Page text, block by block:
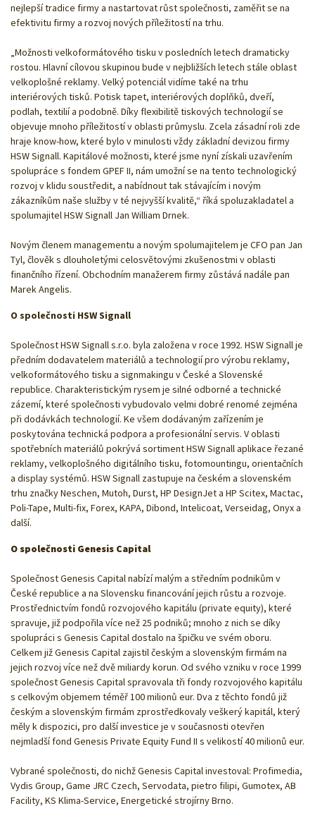
nejlepší tradice firmy a nastartovat růst společnosti, zaměřit se na
efektivitu firmy a rozvoj nových příležitostí na trhu.
„Možnosti velkoformátového tisku v posledních letech dramaticky
rostou. Hlavní cílovou skupinou bude v nejbližších letech stále oblast
velkoplošné reklamy. Velký potenciál vidíme také na trhu
interiérových tisků. Potisk tapet, interiérových doplňků, dveří,
podlah, textilií a podobně. Díky flexibilitě tiskových technologií se
objevuje mnoho příležitostí v oblasti průmyslu. Zcela zásadní roli zde
hraje know-how, které bylo v minulosti vždy základní devizou firmy
HSW Signall. Kapitálové možnosti, které jsme nyní získali uzavřením
spolupráce s fondem GPEF II, nám umožní se na tento technologický
rozvoj v klidu soustředit, a nabídnout tak stávajícím i novým
zákazníkům naše služby v té nejvyšší kvalitě,“ říká spoluzakladatel a
spolumajitel HSW Signall Jan William Drnek.
Novým členem managementu a novým spolumajitelem je CFO pan Jan
Tyl, člověk s dlouholetými celosvětovými zkušenostmi v oblasti
finančního řízení. Obchodním manažerem firmy zůstává nadále pan
Marek Angelis.
O společnosti HSW Signall
Společnost HSW Signall s.r.o. byla založena v roce 1992. HSW Signall je
předním dodavatelem materiálů a technologií pro výrobu reklamy,
velkoformátového tisku a signmakingu v České a Slovenské
republice. Charakteristickým rysem je silné odborné a technické
zázemí, které společnosti vybudovalo velmi dobré renomé zejména
při dodávkách technologií. Ke všem dodávaným zařízením je
poskytována technická podpora a profesionální servis. V oblasti
spotřebních materiálů pokrývá sortiment HSW Signall aplikace řezané
reklamy, velkoplošného digitálního tisku, fotomountingu, orientačních
a display systémů. HSW Signall zastupuje na českém a slovenském
trhu značky Neschen, Mutoh, Durst, HP DesignJet a HP Scitex, Mactac,
Poli-Tape, Multi-fix, Forex, KAPA, Dibond, Intelicoat, Verseidag, Onyx a
další.
O společnosti Genesis Capital
Společnost Genesis Capital nabízí malým a středním podnikům v
České republice a na Slovensku financování jejich růstu a rozvoje.
Prostřednictvím fondů rozvojového kapitálu (private equity), které
spravuje, již podpořila více než 25 podniků; mnoho z nich se díky
spolupráci s Genesis Capital dostalo na špičku ve svém oboru.
Celkem již Genesis Capital zajistil českým a slovenským firmám na
jejich rozvoj více než dvě miliardy korun. Od svého vzniku v roce 1999
společnost Genesis Capital spravovala tři fondy rozvojového kapitálu
s celkovým objemem téměř 100 milionů eur. Dva z těchto fondů již
českým a slovenským firmám zprostředkovaly veškerý kapitál, který
měly k dispozici, pro další investice je v současnosti otevřen
nejmladší fond Genesis Private Equity Fund II s velikostí 40 milionů eur.
Vybrané společnosti, do nichž Genesis Capital investoval: Profimedia,
Vydis Group, Game JRC Czech, Servodata, pietro filipi, Gumotex, AB
Facility, KS Klima-Service, Energetické strojírny Brno.